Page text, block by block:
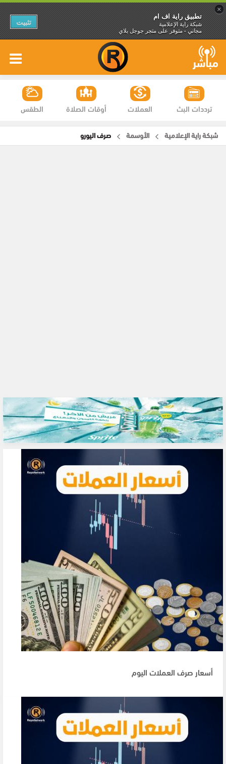
×
تطبيق راية اف ام
شبكة راية الإعلامية
مجاني - متوفر على متجر جوجل بلاي
تثبيت
الطقس أوقات الصلاة العملات ترددات البث
شبكة راية الإعلامية الأوسمة صرف اليورو
أسعار صرف العملات اليوم